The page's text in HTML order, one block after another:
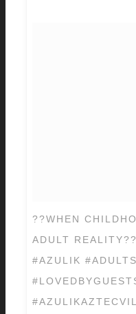
??WHEN
ADULT
#AZULIK